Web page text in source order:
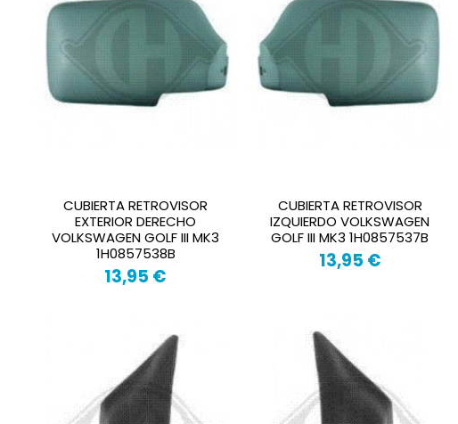
CUBIERTA RETROVISOR
EXTERIOR DERECHO
VOLKSWAGEN GOLF III MK3
1H0857538B
13,95 €
CUBIERTA RETROVISOR
IZQUIERDO VOLKSWAGEN
GOLF III MK3 1H0857537B
13,95 €